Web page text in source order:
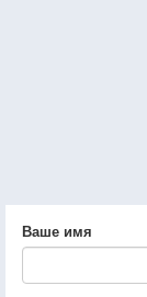
Ваше имя